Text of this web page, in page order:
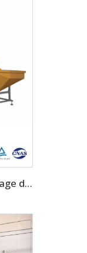
Machine de thermoformage par soufflage de bouteilles PET automatique